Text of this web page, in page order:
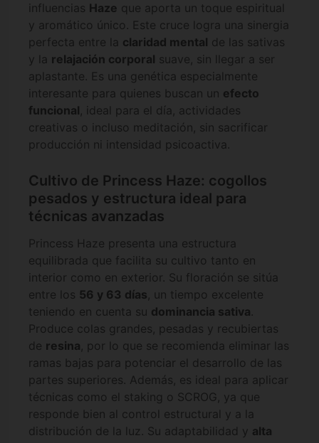
influencias Haze que aporta un toque espiritual
y aromático único. Este cruce logra una sinergia
perfecta entre la claridad mental de las sativas
y la relajación corporal suave, sin llegar a ser
aplastante. Es una genética especialmente
interesante para quienes buscan un efecto
funcional, ideal para el día, actividades
creativas o incluso meditación, sin sacrificar
producción ni intensidad psicoactiva.
Cultivo de Princess Haze: cogollos
pesados y estructura ideal para
técnicas avanzadas
Princess Haze presenta una estructura
equilibrada que facilita su cultivo tanto en
interior como en exterior. Su floración se sitúa
entre los 56 y 63 días, un tiempo excelente
teniendo en cuenta su dominancia sativa.
Produce colas grandes, pesadas y recubiertas
de resina, por lo que se recomienda eliminar las
ramas bajas para potenciar el desarrollo de las
partes superiores. Además, es ideal para aplicar
técnicas como el staking o SCROG, ya que
responde bien al control estructural y a la
distribución de la luz. Su adaptabilidad y alta